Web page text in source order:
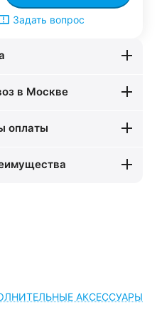
Задать вопрос
в Москве
оплаты
АКСЕССУАРЫ